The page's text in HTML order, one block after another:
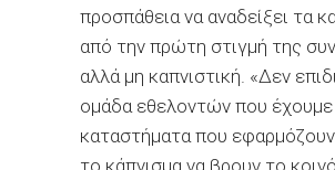
προσπάθεια να αναδείξει τα
από την πρώτη στιγμή της
αλλά μη καπνιστική. «Δεν
ομάδα εθελοντών που
καταστήματα που
το κάπνισμα να βρουν το